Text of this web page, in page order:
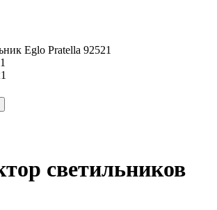
Eglo Pratella 92521
светильников